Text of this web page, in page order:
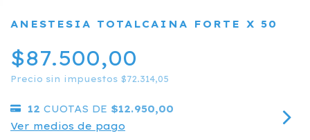
ANESTESIA TOTALCAINA FORTE X 50
$87.500,00
Precio sin impuestos $72.314,05
12 CUOTAS DE $12.950,00
Ver medios de pago